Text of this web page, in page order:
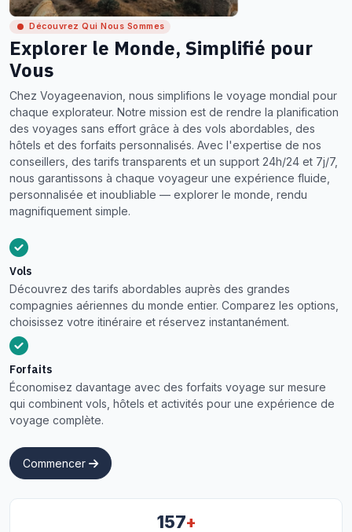
Découvrez Qui Nous Sommes
Explorer le Monde, Simplifié pour
Vous
Chez Voyageenavion, nous simplifions le voyage mondial pour
chaque explorateur. Notre mission est de rendre la planification
des voyages sans effort grâce à des vols abordables, des
hôtels et des forfaits personnalisés. Avec l'expertise de nos
conseillers, des tarifs transparents et un support 24h/24 et 7j/7,
nous garantissons à chaque voyageur une expérience fluide,
personnalisée et inoubliable — explorer le monde, rendu
magnifiquement simple.
Vols
Découvrez des tarifs abordables auprès des grandes
compagnies aériennes du monde entier. Comparez les options,
choisissez votre itinéraire et réservez instantanément.
Forfaits
Économisez davantage avec des forfaits voyage sur mesure
qui combinent vols, hôtels et activités pour une expérience de
voyage complète.
Commencer
157+